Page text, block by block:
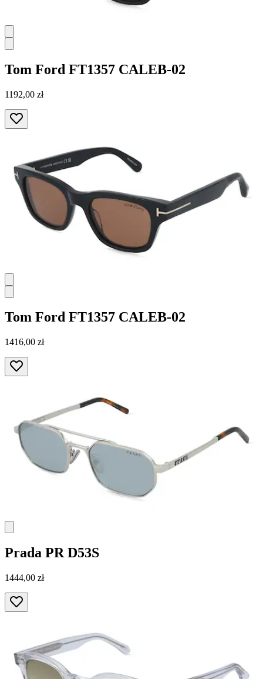
Tom Ford FT1357 CALEB-02
1192,00 zł
Tom Ford FT1357 CALEB-02
1416,00 zł
Prada PR D53S
1444,00 zł